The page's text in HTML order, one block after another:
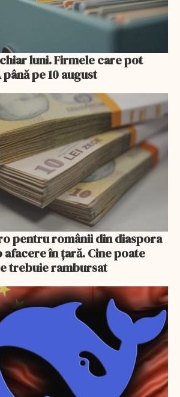
luni. Firmele care pot
pe 10 august
pentru românii din diaspora
în țară. Cine poate
trebuie rambursat